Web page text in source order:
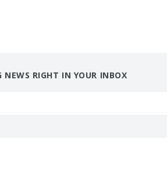
RIGHT IN YOUR INBOX